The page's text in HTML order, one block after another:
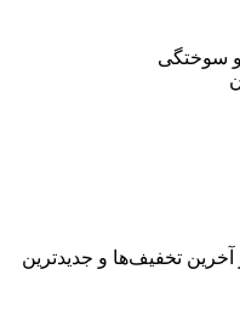
و سوختگی
آخرین تخفیف‌ها و جدیدترین